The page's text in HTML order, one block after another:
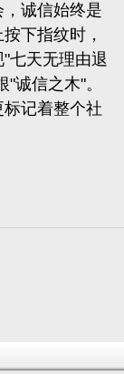
诚信始终是
下指纹时，
七天无理由退
诚信之木"。
记着整个社